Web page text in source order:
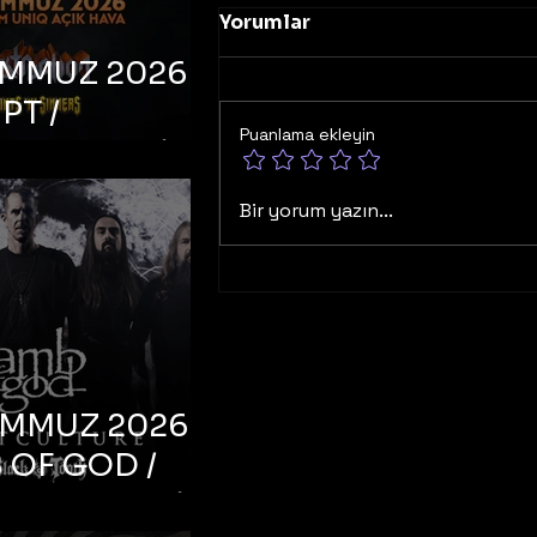
Yorumlar
Puanlama ekleyin
Bir yorum yazın...
2026 –
/
/
‘N’
– İstanbul,
Uniq
2026 –
OF GOD /
CULTURE /